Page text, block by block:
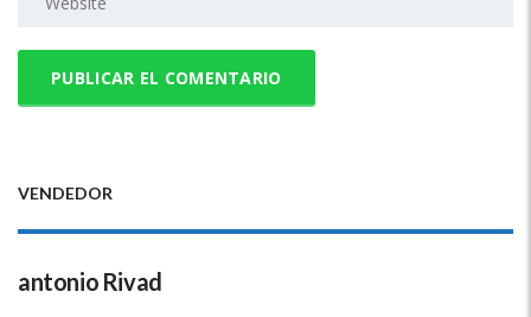
VENDEDOR
antonio Rivad